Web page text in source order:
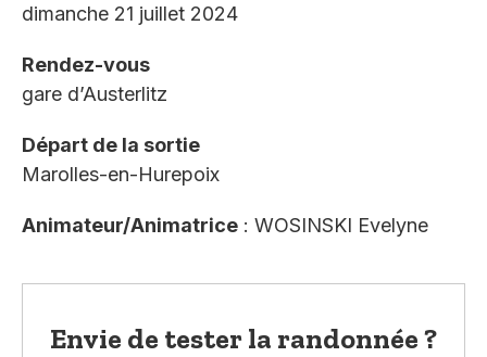
dimanche 21 juillet 2024
Rendez-vous
gare d’Austerlitz
Départ de la sortie
Marolles-en-Hurepoix
Animateur/Animatrice : WOSINSKI Evelyne
Envie de tester la randonnée ?